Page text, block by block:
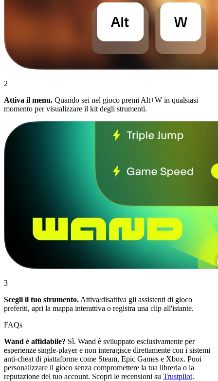
2
Attiva il menu. Quando sei nel gioco premi Alt+W in qualsiasi
momento per visualizzare il kit degli strumenti.
3
Scegli il tuo strumento. Attiva/disattiva gli assistenti di gioco
preferiti, apri la mappa interattiva o registra una clip all'istante.
FAQs
Wand è affidabile? Sì. Wand è sviluppato esclusivamente per
esperienze single-player e non interagisce direttamente con i sistemi
anti-cheat di piattaforme come Steam, Epic Games e Xbox. Puoi
personalizzare il gioco senza compromettere la tua libreria o la
reputazione del tuo account. Scopri le recensioni su Trustpilot.